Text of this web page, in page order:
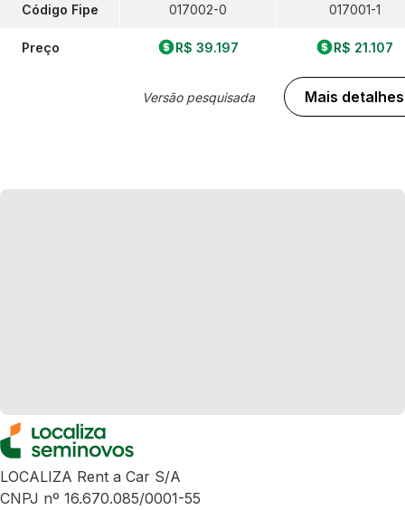
Código Fipe
Preço
017002-0
R$ 39.197
Versão pesquisada
017001-1
R$ 21.107
Mais detalhes
LOCALIZA Rent a Car S/A
CNPJ nº 16.670.085/0001-55